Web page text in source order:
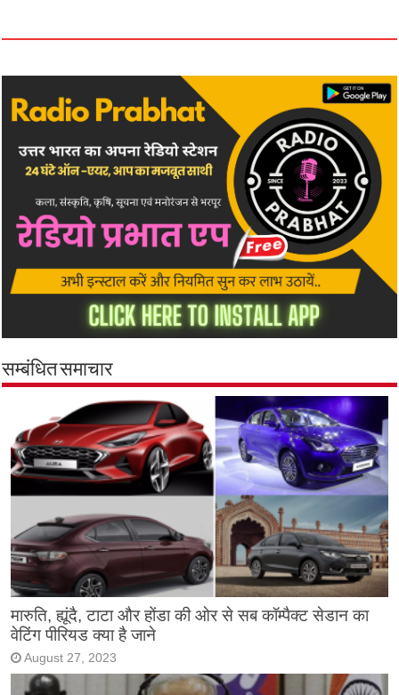
सम्बंधित समाचार
मारुति, ह्यूंदै, टाटा और होंडा की ओर से सब कॉम्पैक्ट सेडान का
वेटिंग पीरियड क्या है जाने
August 27, 2023